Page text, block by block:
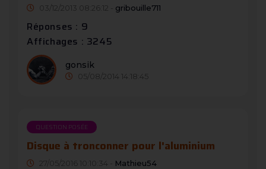
03/12/2013 08:26:12 - gribouille711
Réponses : 9
Affichages : 3245
gonsik
05/08/2014 14:18:45
QUESTION POSÉE
Disque à tronconner pour l'aluminium
27/05/2016 10:10:34 - Mathieu54